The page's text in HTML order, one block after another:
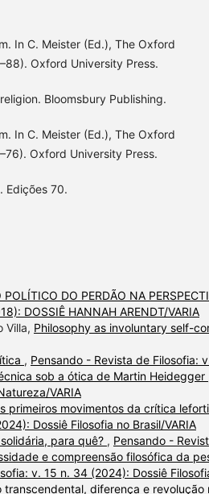
In C. Meister (Ed.), The Oxford
Oxford University Press.
Bloomsbury Publishing.
In C. Meister (Ed.), The Oxford
Oxford University Press.
Edições 70.
POLÍTICO DO PERDÃO NA
DOSSIÊ HANNAH ARENDT/VARIA
Villa, Philosophy as involuntary self-
, Pensando - Revista de Filosofia:
sob a ótica de Martin Heidegger
VARIA
primeiros movimentos da crítica
Dossiê Filosofia no Brasil/VARIA
para quê? , Pensando -
e compreensão filosófica da
v. 15 n. 34 (2024): Dossiê
transcendental, diferença e revolução